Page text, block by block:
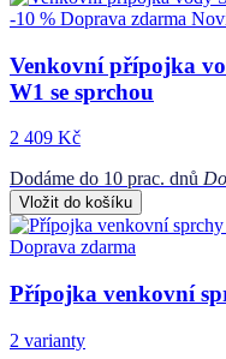
-10 % Doprava zdarma
Venkovní přípojka
W1 se sprchou
2 409 Kč
Dodáme do 10 prac. dnů
Vložit do košíku
Doprava zdarma
Přípojka venkovní
2 varianty